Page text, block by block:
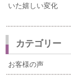
いた嬉しい変化
カテゴリー
お客様の声